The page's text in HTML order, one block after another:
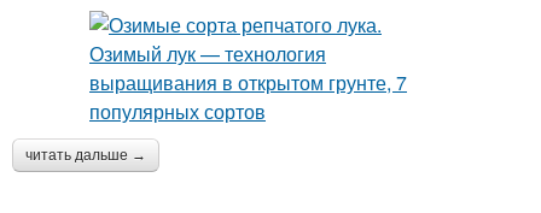
читать дальше →